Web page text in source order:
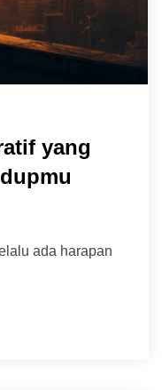
yang
ada harapan